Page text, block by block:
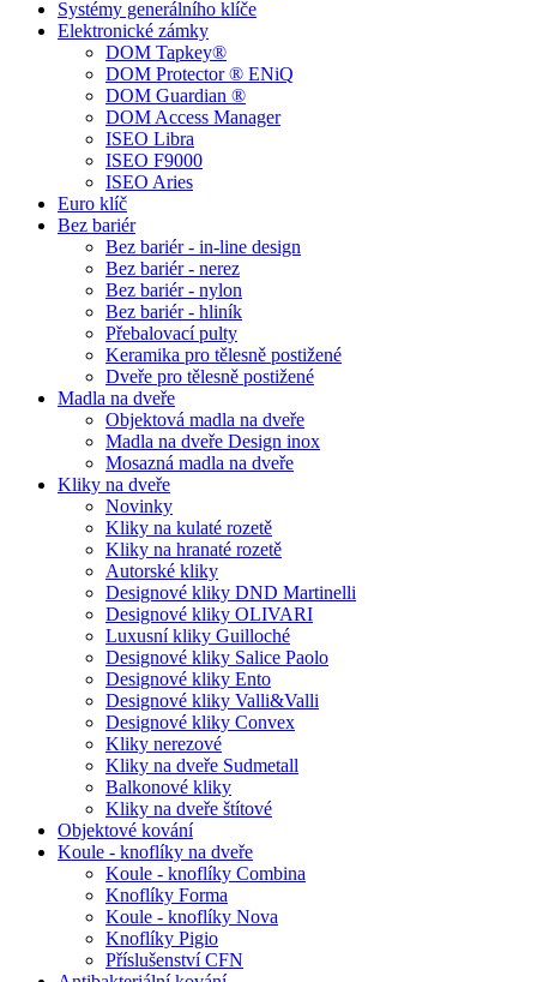
Systémy generálního klíče
Elektronické zámky
DOM Tapkey®
DOM Protector ® ENiQ
DOM Guardian ®
DOM Access Manager
ISEO Libra
ISEO F9000
ISEO Aries
Euro klíč
Bez bariér
Bez bariér - in-line design
Bez bariér - nerez
Bez bariér - nylon
Bez bariér - hliník
Přebalovací pulty
Keramika pro tělesně postižené
Dveře pro tělesně postižené
Madla na dveře
Objektová madla na dveře
Madla na dveře Design inox
Mosazná madla na dveře
Kliky na dveře
Novinky
Kliky na kulaté rozetě
Kliky na hranaté rozetě
Autorské kliky
Designové kliky DND Martinelli
Designové kliky OLIVARI
Luxusní kliky Guilloché
Designové kliky Salice Paolo
Designové kliky Ento
Designové kliky Valli&Valli
Designové kliky Convex
Kliky nerezové
Kliky na dveře Sudmetall
Balkonové kliky
Kliky na dveře štítové
Objektové kování
Koule - knoflíky na dveře
Koule - knoflíky Combina
Knoflíky Forma
Koule - knoflíky Nova
Knoflíky Pigio
Příslušenství CFN